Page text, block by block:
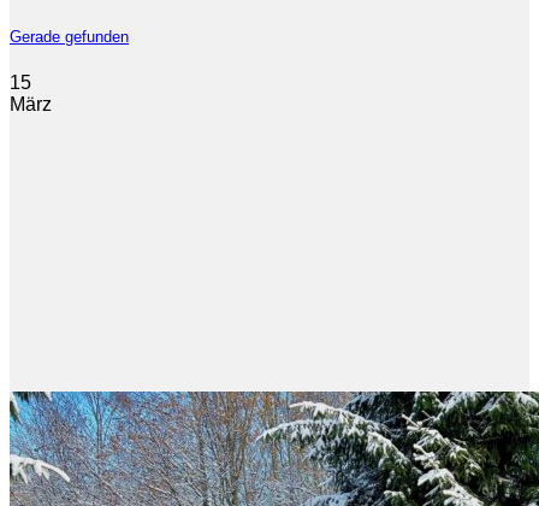
Gerade gefunden
15
März